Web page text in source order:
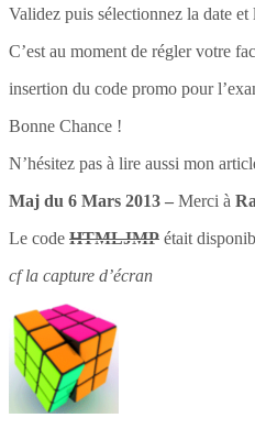
Validez puis sélectionnez la date et
C’est au moment de régler votre
insertion du code promo pour
Bonne Chance !
N’hésitez pas à lire aussi mon
Maj du 6 Mars 2013 – Merci à
Le code HTMLJMP était
cf la capture d’écran